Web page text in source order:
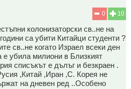
10
0
колонизаторски св..не на
са убити Китайци студенти ?
св..не когато Израел всеки ден
убила милиони в Близкият
списъкът е дълъг и безкраен .
,Китай ,Иран ,С. Корея не
на дневен ред ..Особено